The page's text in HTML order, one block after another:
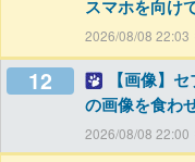
スマホを向け
2026/08/08 22:03
12
【画像】
の画像を食わ
2026/08/08 22:00